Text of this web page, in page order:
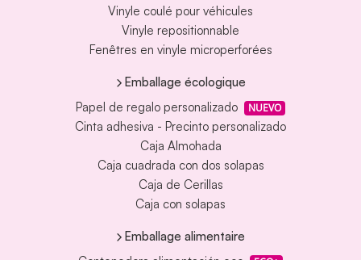
Vinyle coulé pour véhicules
Vinyle repositionnable
Fenêtres en vinyle microperforées
Emballage écologique
Papel de regalo personalizado
NUEVO
Cinta adhesiva - Precinto personalizado
Caja Almohada
Caja cuadrada con dos solapas
Caja de Cerillas
Caja con solapas
Emballage alimentaire